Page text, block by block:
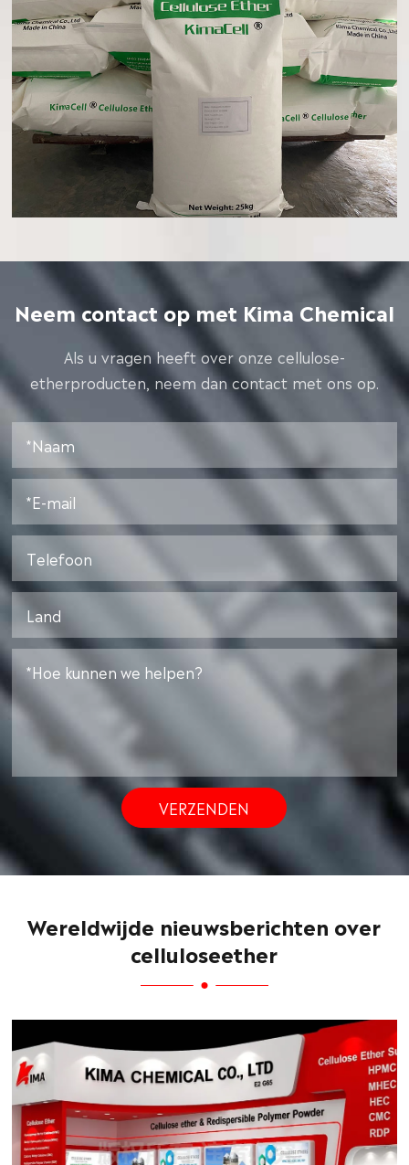
Neem contact op met Kima Chemical
Als u vragen heeft over onze cellulose-
etherproducten, neem dan contact met ons op.
VERZENDEN
Wereldwijde nieuwsberichten over
celluloseether